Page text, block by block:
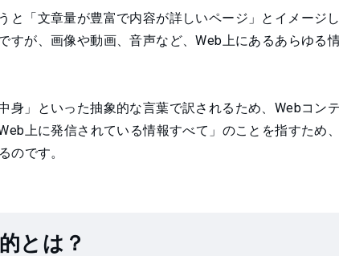
と「文章量が豊富で内容が詳しいページ」とイメージ
すが、画像や動画、音声など、Web上にあるあらゆる
身」といった抽象的な言葉で訳されるため、Webコン
上に発信されている情報すべて」のことを指すため
のです。
とは？